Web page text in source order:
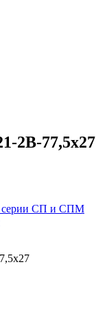
2В-77,5х27
серии СП и СПМ